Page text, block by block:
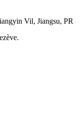
Vil, Jiangsu, PR